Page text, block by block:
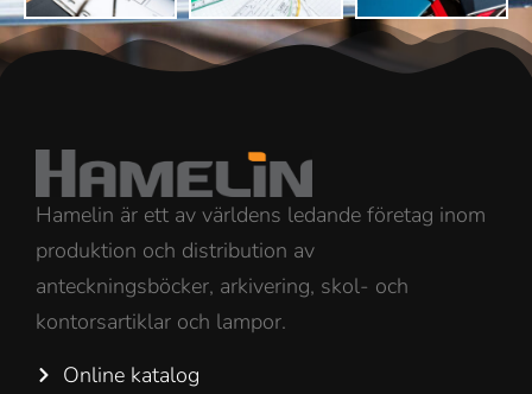
Hamelin är ett av världens ledande företag inom
produktion och distribution av
anteckningsböcker, arkivering, skol- och
kontorsartiklar och lampor.
Online katalog